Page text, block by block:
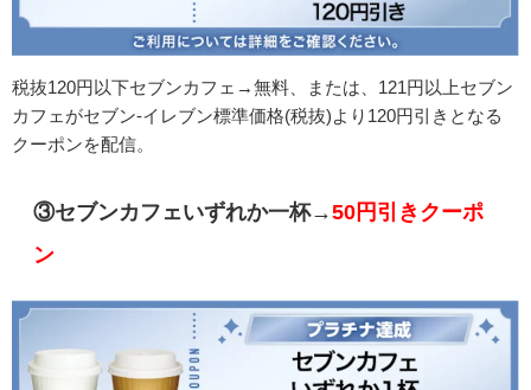
税抜120円以下セブンカフェ→無料、または、121円以上セブン
カフェがセブン-イレブン標準価格(税抜)より120円引きとなる
クーポンを配信。
③セブンカフェいずれか一杯→50円引きクーポ
ン